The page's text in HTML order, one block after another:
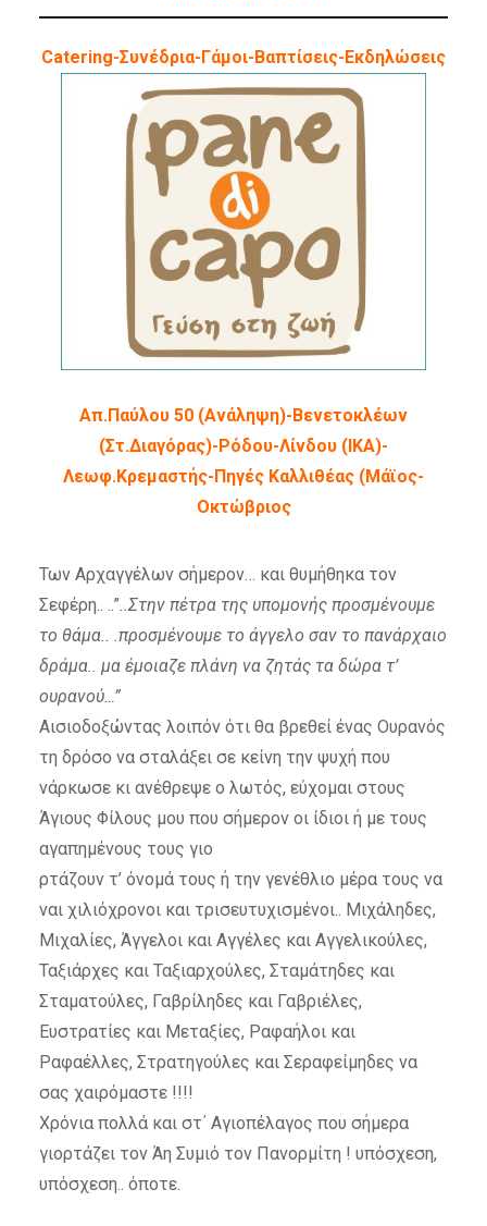
Catering-Συνέδρια-Γάμοι-Βαπτίσεις-Εκδηλώσεις
Απ.Παύλου 50 (Ανάληψη)-Βενετοκλέων
(Στ.Διαγόρας)-Ρόδου-Λίνδου (ΙΚΑ)-
Λεωφ.Κρεμαστής-Πηγές Καλλιθέας (Μάϊος-
Οκτώβριος
Των Αρχαγγέλων σήμερον… και θυμήθηκα τον
Σεφέρη.. ..”..Στην πέτρα της υπομονής προσμένουμε
το θάμα.. .προσμένουμε το άγγελο σαν το πανάρχαιο
δράμα.. μα έμοιαζε πλάνη να ζητάς τα δώρα τ’
ουρανού…”
Αισιοδοξώντας λοιπόν ότι θα βρεθεί ένας Ουρανός
τη δρόσο να σταλάξει σε κείνη την ψυχή που
νάρκωσε κι ανέθρεψε ο λωτός, εύχομαι στους
Άγιους Φίλους μου που σήμερον οι ίδιοι ή με τους
αγαπημένους τους γιο
ρτάζουν τ’ όνομά τους ή την γενέθλιο μέρα τους να
ναι χιλιόχρονοι και τρισευτυχισμένοι.. Μιχάληδες,
Μιχαλίες, Άγγελοι και Αγγέλες και Αγγελικούλες,
Ταξιάρχες και Ταξιαρχούλες, Σταμάτηδες και
Σταματούλες, Γαβρίληδες και Γαβριέλες,
Ευστρατίες και Μεταξίες, Ραφαήλοι και
Ραφαέλλες, Στρατηγούλες και Σεραφείμηδες να
σας χαιρόμαστε !!!!
Χρόνια πολλά και στ΄ Αγιοπέλαγος που σήμερα
γιορτάζει τον Άη Συμιό τον Πανορμίτη ! υπόσχεση,
υπόσχεση.. όποτε.